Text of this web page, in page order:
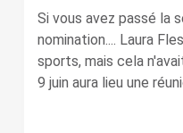
Si vous avez passé la
nomination.... Laura
sports, mais cela
9 juin aura lieu une